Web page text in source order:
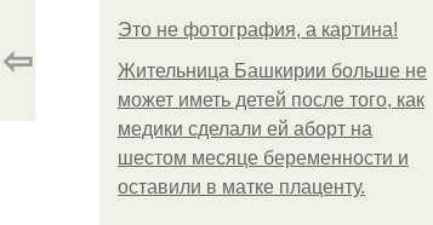
Это не фотография, а картина!
Жительница Башкирии больше не
может иметь детей после того, как
медики сделали ей аборт на
шестом месяце беременности и
оставили в матке плаценту.
⇦